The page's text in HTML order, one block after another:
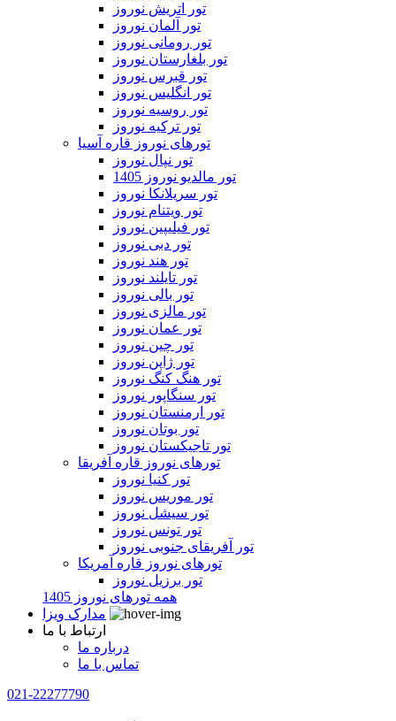
تور اتریش نوروز
تور آلمان نوروز
تور رومانی نوروز
تور بلغارستان نوروز
تور قبرس نوروز
تور انگلیس نوروز
تور روسیه نوروز
تور ترکیه نوروز
تورهای نوروز قاره آسیا
تور نپال نوروز
تور مالدیو نوروز 1405
تور سریلانکا نوروز
تور ویتنام نوروز
تور فیلیپین نوروز
تور دبی نوروز
تور هند نوروز
تور تایلند نوروز
تور بالی نوروز
تور مالزی نوروز
تور عمان نوروز
تور چین نوروز
تور ژاپن نوروز
تور هنگ کنگ نوروز
تور سنگاپور نوروز
تور ارمنستان نوروز
تور بوتان نوروز
تور تاجیکستان نوروز
تورهای نوروز قاره آفریقا
تور کنیا نوروز
تور موریس نوروز
تور سیشل نوروز
تور تونس نوروز
تور آفریقای جنوبی نوروز
تورهای نوروز قاره آمریکا
تور برزیل نوروز
همه تورهای نوروز 1405
مدارک ویزا
ارتباط با ما
درباره ما
تماس با ما
021-22277790